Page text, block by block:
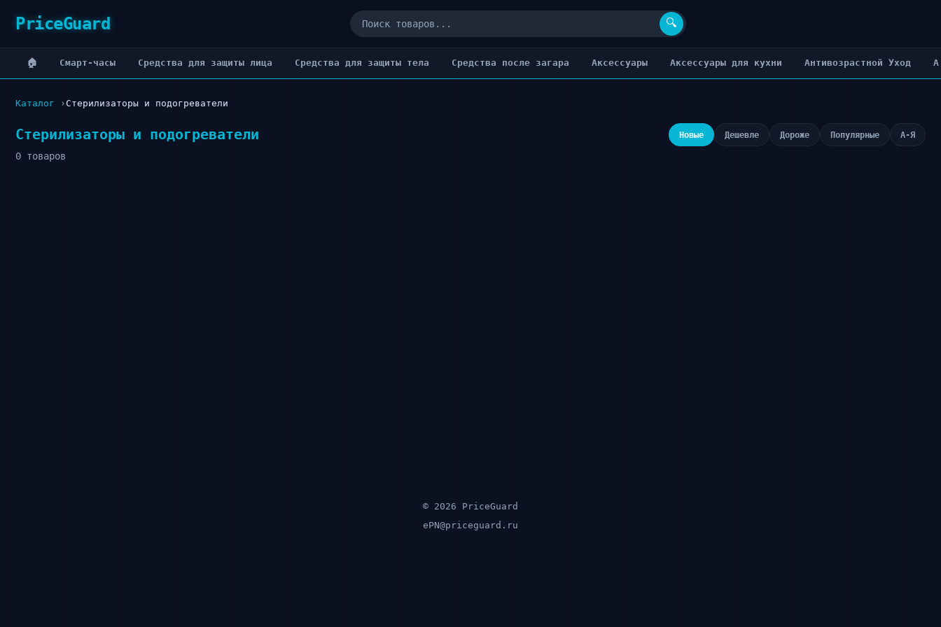
PriceGuard 🔍
🏠 Cмарт-часы Cредства для защиты лица Cредства для защиты тела Cредства после загара Аксессуары Аксессуары для кухни Антивозрастной Уход
Каталог Стерилизаторы и подогреватели
Стерилизаторы и подогреватели
0 товаров
Новые Дешевле Дороже Популярные А-Я
© 2026 PriceGuard
ePN@priceguard.ru